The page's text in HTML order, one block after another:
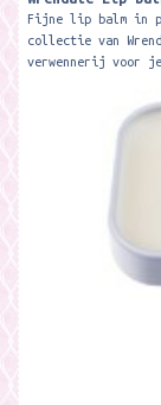
Fijne lip balm in
collectie van
verwennerij voor